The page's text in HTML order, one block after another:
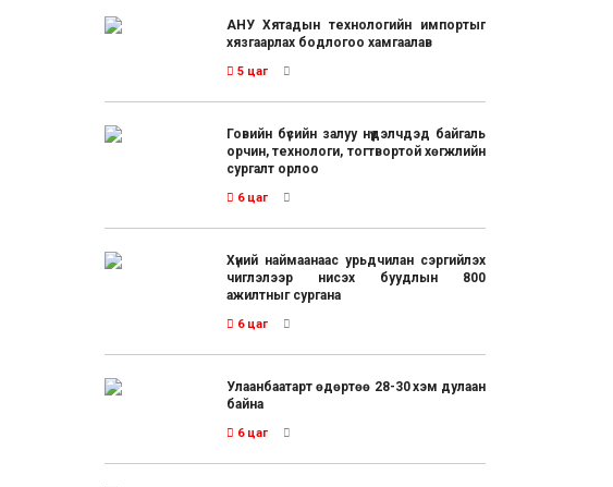
АНУ Хятадын технологийн импортыг
хязгаарлах бодлогоо хамгаалав
5 цаг
Говийн бүсийн залуу нүүдэлчдэд байгаль
орчин, технологи, тогтвортой хөгжлийн
сургалт орлоо
6 цаг
Хүний наймаанаас урьдчилан сэргийлэх
чиглэлээр нисэх буудлын 800
ажилтныг сургана
6 цаг
Улаанбаатарт өдөртөө 28-30 хэм дулаан
байна
6 цаг